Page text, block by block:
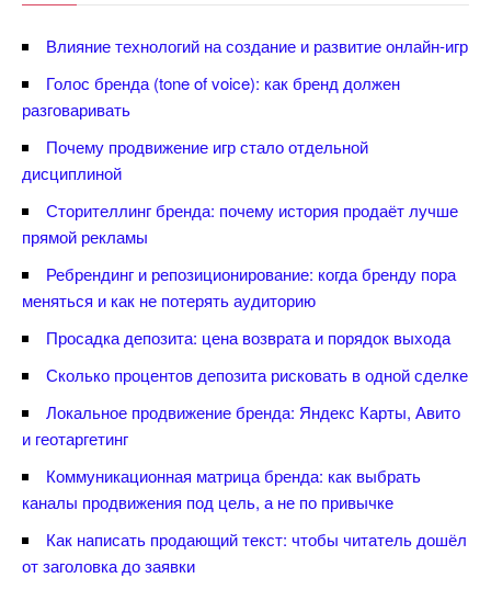
лияние технологий на создание и развитие онлайн-игр
Голос бренда (tone of voice): как бренд должен
разговаривать
Почему продвижение игр стало отдельной
дисциплиной
Сторителлинг бренда: почему история продаёт лучше
прямой рекламы
Ребрендинг и репозиционирование: когда бренду пора
меняться и как не потерять аудиторию
Просадка депозита: цена возврата и порядок выхода
Сколько процентов депозита рисковать в одной сделке
Локальное продвижение бренда: Яндекс Карты, Авито
и геотаргетин
Коммуникационная матрица бренда: как выбрать
каналы продвижения под цель, а не по привычке
Как написать продающий текст: чтобы читатель дошёл
от заголовка до заявки